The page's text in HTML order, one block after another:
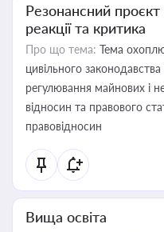
Резонансний
реакції та критика
Про що тема: Тема
цивільного
регулювання майнових і
відносин та правового
правовідносин
Вища освіта